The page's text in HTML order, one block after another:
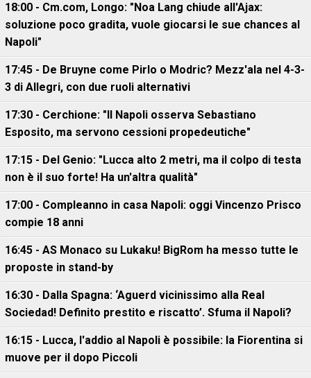
18:00 - Cm.com, Longo: "Noa Lang chiude all'Ajax:
soluzione poco gradita, vuole giocarsi le sue chances al
Napoli"
17:45 - De Bruyne come Pirlo o Modric? Mezz'ala nel 4-3-
3 di Allegri, con due ruoli alternativi
17:30 - Cerchione: "Il Napoli osserva Sebastiano
Esposito, ma servono cessioni propedeutiche"
17:15 - Del Genio: "Lucca alto 2 metri, ma il colpo di testa
non è il suo forte! Ha un'altra qualità"
17:00 - Compleanno in casa Napoli: oggi Vincenzo Prisco
compie 18 anni
16:45 - AS Monaco su Lukaku! BigRom ha messo tutte le
proposte in stand-by
16:30 - Dalla Spagna: ‘Aguerd vicinissimo alla Real
Sociedad! Definito prestito e riscatto’. Sfuma il Napoli?
16:15 - Lucca, l'addio al Napoli è possibile: la Fiorentina si
muove per il dopo Piccoli